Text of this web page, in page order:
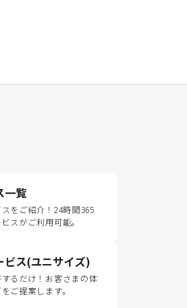
一覧
をご紹介！24時間365
スがご利用可能。
ビス(ユニサイズ)
るだけ！お客さまの体
ご提案します。